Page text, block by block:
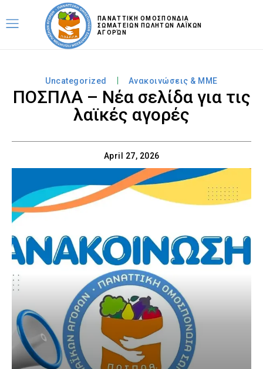
ΠΑΝΑΤΤΙΚΗ ΟΜΟΣΠΟΝΔΙΑ
ΣΩΜΑΤΕΙΩΝ ΠΩΛΗΤΩΝ ΛΑΪΚΩΝ
ΑΓΟΡΏΝ
Uncategorized Ανακοινώσεις & MME
ΠΟΣΠΛΑ – Νέα σελίδα για τις
λαϊκές αγορές
April 27, 2026